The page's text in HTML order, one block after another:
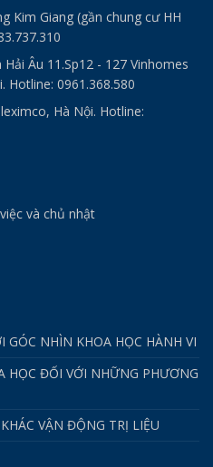
Kim Giang (gần chung cư HH
Âu 11.Sp12 - 127 Vinhomes
Hotline: 0961.368.580
Hà Nội. Hotline:
và chủ nhật
GÓC NHÌN KHOA HỌC HÀNH VI
HỌC ĐỐI VỚI NHỮNG PHƯƠNG
VẬN ĐỘNG TRỊ LIỆU